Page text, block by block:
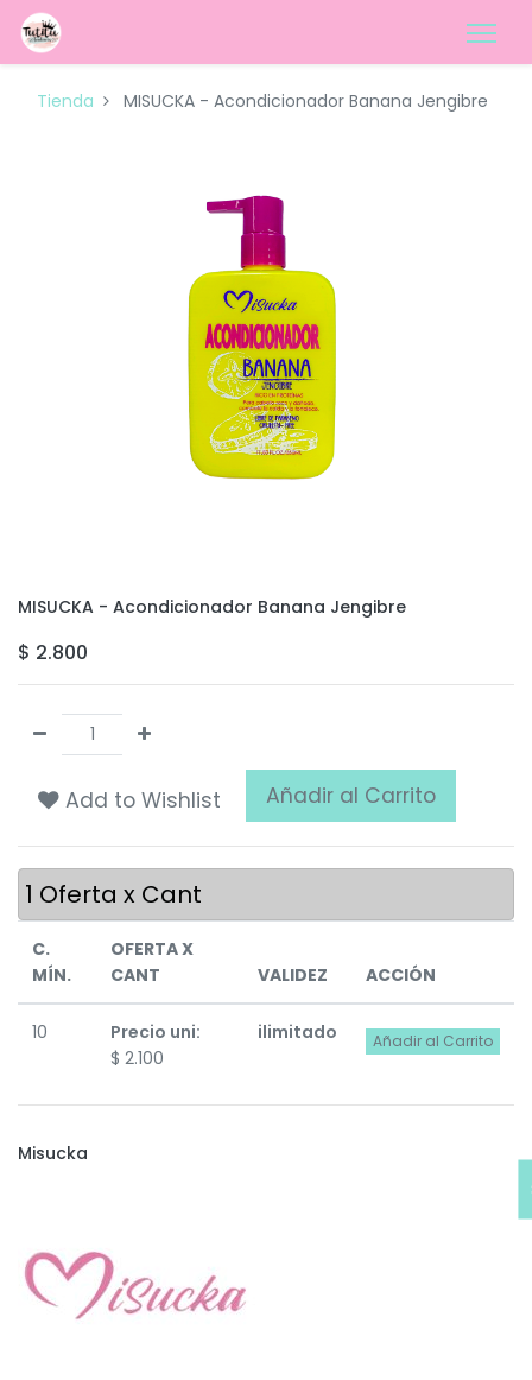
Tienda MISUCKA - Acondicionador Banana Jengibre
MISUCKA - Acondicionador Banana Jengibre
$ 2.800
Add to Wishlist Añadir al Carrito
1 Oferta x Cant
C.
MÍN.
OFERTA X
CANT
VALIDEZ ACCIÓN
10
Precio uni:
$ 2.100
ilimitado Añadir al Carrito
Misucka